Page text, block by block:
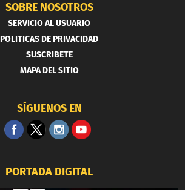
SOBRE NOSOTROS
SERVICIO AL USUARIO
POLITICAS DE PRIVACIDAD
SUSCRIBETE
MAPA DEL SITIO
SÍGUENOS EN
PORTADA DIGITAL